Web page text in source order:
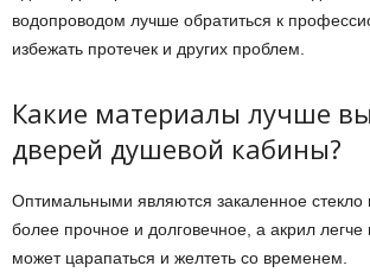
водопроводом лучше обратиться к
избежать протечек и других проблем.
Какие материалы лучше
дверей душевой кабины?
Оптимальными являются закаленное стекло
более прочное и долговечное, а акрил
может царапаться и желтеть со временем.